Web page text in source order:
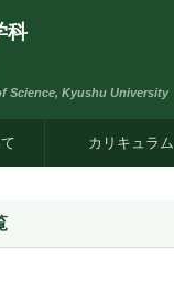
科
Science, Kyushu University
カリキュラム